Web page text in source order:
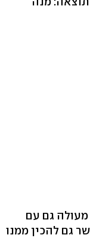
גם עם
גם להכין ממנו